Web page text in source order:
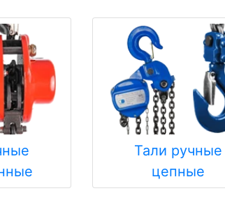
Тали ручные
цепные